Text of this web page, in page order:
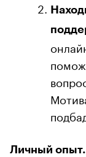
Личный опыт.